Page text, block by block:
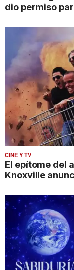
dio permiso
CINE Y TV
El epítome del
Knoxville